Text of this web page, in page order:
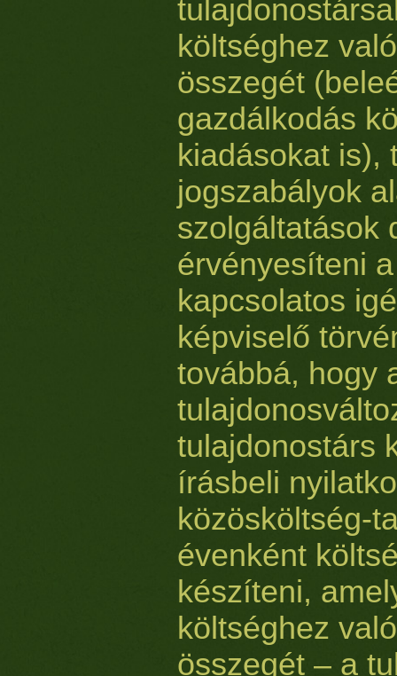
költséghez
összegét
gazdálkodás
kiadásokat is),
jogszabályok
szolgáltatások
érvényesíteni
kapcsolatos
képviselő
továbbá, hogy
tulajdonostárs
írásbeli
közösköltség-
évenként
készíteni,
költséghez
összegét – a